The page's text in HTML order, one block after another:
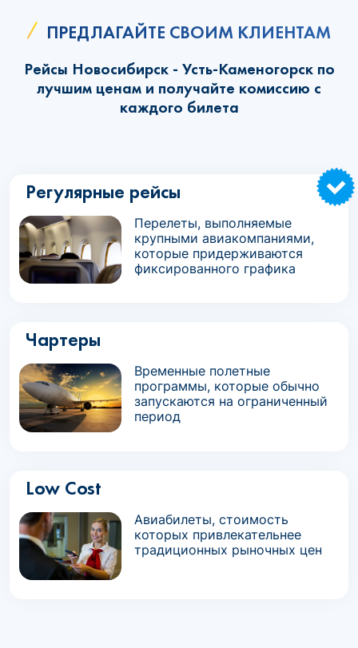
ПРЕДЛАГАЙТЕ СВОИМ КЛИЕНТАМ
Рейсы Новосибирск - Усть-Каменогорск по
лучшим ценам и получайте комиссию с
каждого билета
Регулярные рейсы
Перелеты, выполняемые
крупными авиакомпаниями,
которые придерживаются
фиксированного графика
Чартеры
Временные полетные
программы, которые обычно
запускаются на ограниченный
период
Low Cost
Авиабилеты, стоимость
которых привлекательнее
традиционных рыночных цен